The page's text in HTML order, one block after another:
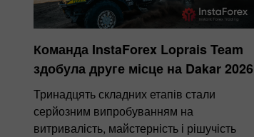
Команда InstaForex Loprais Team
здобула друге місце на Dakar 2026
Тринадцять складних етапів стали
серйозним випробуванням на
витривалість, майстерність і рішучість